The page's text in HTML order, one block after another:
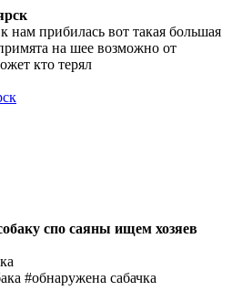
нам прибилась вот такая большая
на шее возможно от
кто терял
спо саяны ищем хозяев
#обнаружена сабачка